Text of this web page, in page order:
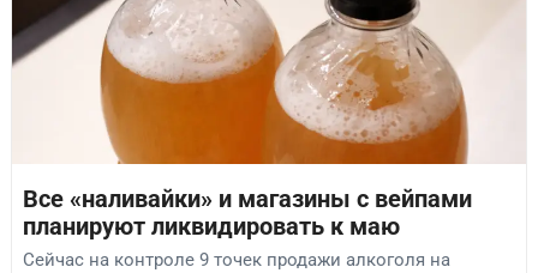
Все «наливайки» и магазины с вейпами
планируют ликвидировать к маю
Сейчас на контроле 9 точек продажи алкоголя на